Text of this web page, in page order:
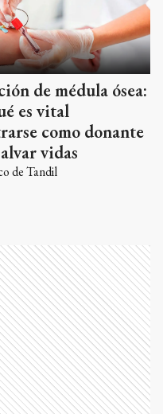
de médula ósea:
es vital
como donante
vidas
de Tandil